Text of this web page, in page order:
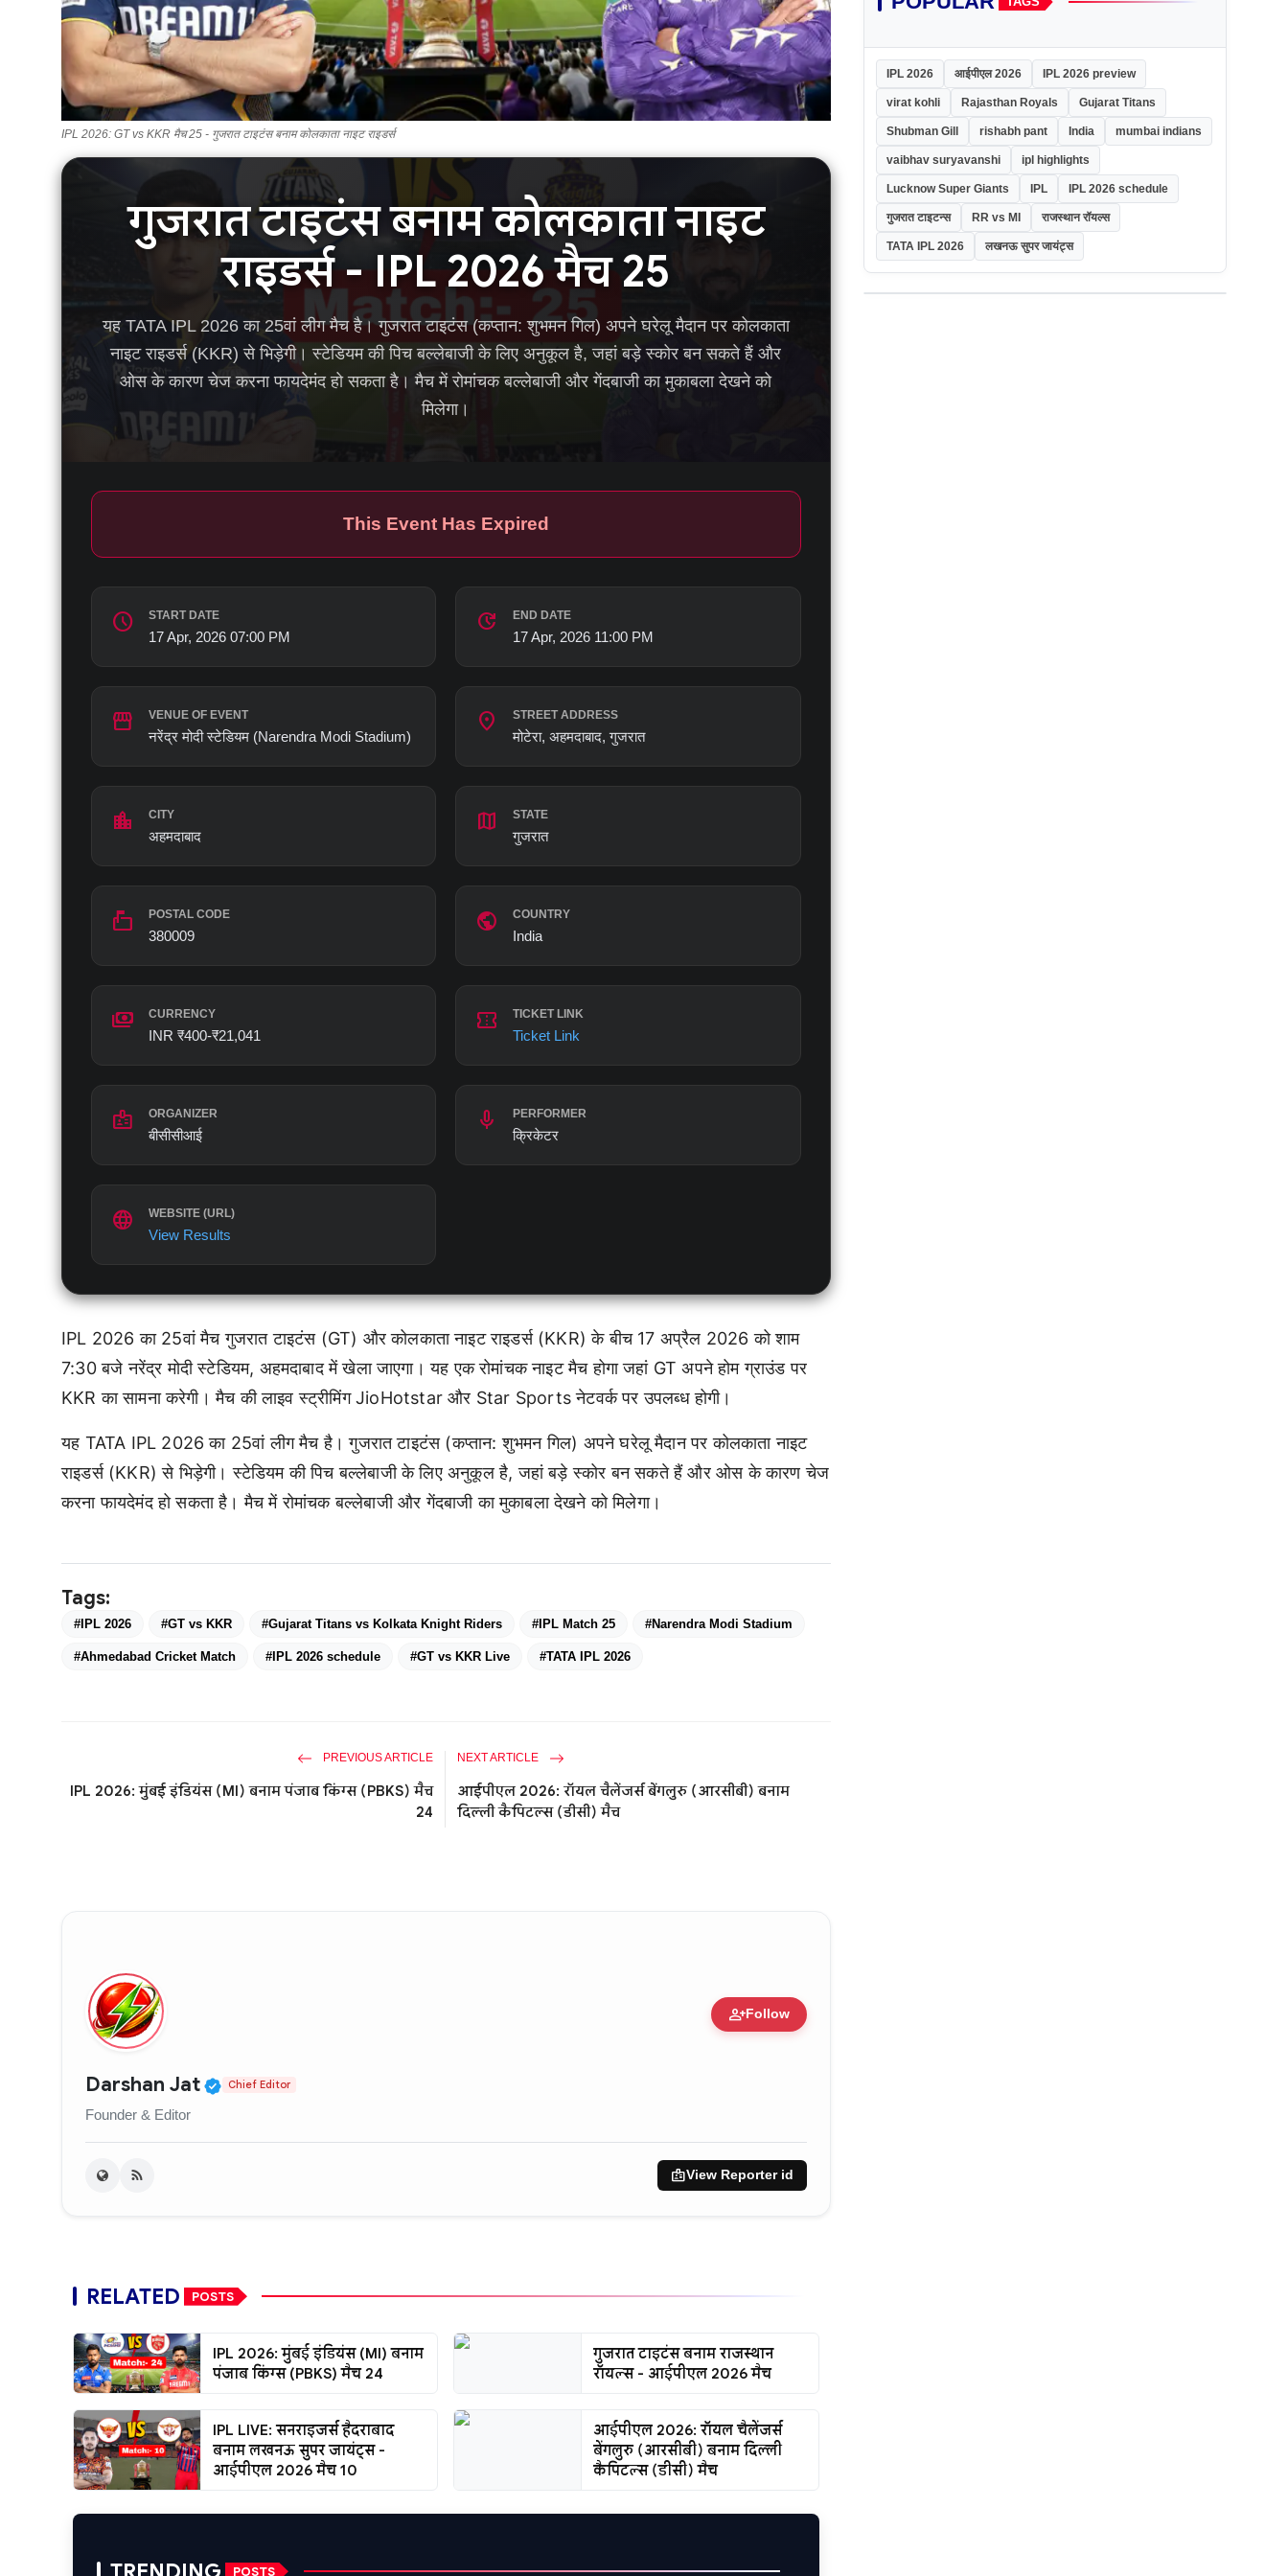
IPL 2026: GT vs KKR मैच 25 - गुजरात टाइटंस बनाम कोलकाता नाइट राइडर्स
गुजरात टाइटंस बनाम कोलकाता नाइट
राइडर्स - IPL 2026 मैच 25
यह TATA IPL 2026 का 25वां लीग मैच है। गुजरात टाइटंस (कप्तान: शुभमन गिल) अपने घरेलू मैदान पर कोलकाता
नाइट राइडर्स (KKR) से भिड़ेगी। स्टेडियम की पिच बल्लेबाजी के लिए अनुकूल है, जहां बड़े स्कोर बन सकते हैं और
ओस के कारण चेज करना फायदेमंद हो सकता है। मैच में रोमांचक बल्लेबाजी और गेंदबाजी का मुकाबला देखने को
मिलेगा।
This Event Has Expired
schedule START DATE
17 Apr, 2026 07:00 PM
update END DATE
17 Apr, 2026 11:00 PM
storefront VENUE OF EVENT
नरेंद्र मोदी स्टेडियम (Narendra Modi Stadium)
location_on STREET ADDRESS
मोटेरा, अहमदाबाद, गुजरात
location_city CITY
अहमदाबाद
map STATE
गुजरात
markunread_mailbox POSTAL CODE
380009
public COUNTRY
India
payments CURRENCY
INR ₹400-₹21,041
confirmation_number TICKET LINK
Ticket Link
badge ORGANIZER
बीसीसीआई
mic PERFORMER
क्रिकेटर
language WEBSITE (URL)
View Results
IPL 2026 का 25वां मैच गुजरात टाइटंस (GT) और कोलकाता नाइट राइडर्स (KKR) के बीच 17 अप्रैल 2026 को शाम
7:30 बजे नरेंद्र मोदी स्टेडियम, अहमदाबाद में खेला जाएगा। यह एक रोमांचक नाइट मैच होगा जहां GT अपने होम ग्राउंड पर
KKR का सामना करेगी। मैच की लाइव स्ट्रीमिंग JioHotstar और Star Sports नेटवर्क पर उपलब्ध होगी।
यह TATA IPL 2026 का 25वां लीग मैच है। गुजरात टाइटंस (कप्तान: शुभमन गिल) अपने घरेलू मैदान पर कोलकाता नाइट
राइडर्स (KKR) से भिड़ेगी। स्टेडियम की पिच बल्लेबाजी के लिए अनुकूल है, जहां बड़े स्कोर बन सकते हैं और ओस के कारण चेज
करना फायदेमंद हो सकता है। मैच में रोमांचक बल्लेबाजी और गेंदबाजी का मुकाबला देखने को मिलेगा।
Tags:
#IPL 2026 #GT vs KKR #Gujarat Titans vs Kolkata Knight Riders #IPL Match 25 #Narendra Modi Stadium
#Ahmedabad Cricket Match #IPL 2026 schedule #GT vs KKR Live #TATA IPL 2026
PREVIOUS ARTICLE
IPL 2026: मुंबई इंडियंस (MI) बनाम पंजाब किंग्स (PBKS) मैच
24
NEXT ARTICLE
आईपीएल 2026: रॉयल चैलेंजर्स बेंगलुरु (आरसीबी) बनाम
दिल्ली कैपिटल्स (डीसी) मैच
person_addFollow
Darshan Jat Verified Public Figure • 05 Aug, 2014
Chief Editor
Founder & Editor
badgeView Reporter id
RELATED POSTS
IPL 2026: मुंबई इंडियंस (MI) बनाम
पंजाब किंग्स (PBKS) मैच 24
गुजरात टाइटंस बनाम राजस्थान
रॉयल्स - आईपीएल 2026 मैच
IPL LIVE: सनराइजर्स हैदराबाद
बनाम लखनऊ सुपर जायंट्स -
आईपीएल 2026 मैच 10
आईपीएल 2026: रॉयल चैलेंजर्स
बेंगलुरु (आरसीबी) बनाम दिल्ली
कैपिटल्स (डीसी) मैच
POSTS
IPL 2026 आईपीएल 2026 IPL 2026 preview
virat kohli Rajasthan Royals Gujarat Titans
Shubman Gill rishabh pant India mumbai indians
vaibhav suryavanshi ipl highlights
Lucknow Super Giants IPL IPL 2026 schedule
गुजरात टाइटन्स RR vs MI राजस्थान रॉयल्स
TATA IPL 2026 लखनऊ सुपर जायंट्स